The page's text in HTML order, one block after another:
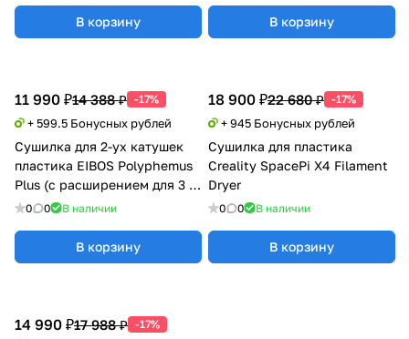
В корзину В корзину
11 990 ₽14 388 ₽ -17%
+ 599.5 Бонусных рублей
Сушилка для 2-ух катушек
пластика EIBOS Polyphemus
Plus (с расширением для 3 кг
катушки)
0 0 В наличии
В корзину
18 900 ₽22 680 ₽ -17%
+ 945 Бонусных рублей
Сушилка для пластика
Creality SpacePi X4 Filament
Dryer
0 0 В наличии
В корзину
14 990 ₽17 988 ₽ -17%